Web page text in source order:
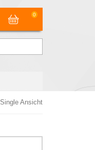
0
Single Ansicht